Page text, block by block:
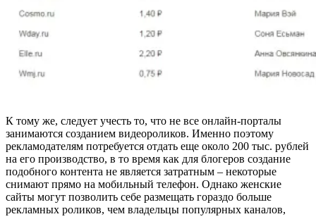
К тому же, следует учесть то, что не все онлайн-порталы
занимаются созданием видеороликов. Именно поэтому
рекламодателям потребуется отдать еще около 200 тыс. рублей
на его производство, в то время как для блогеров создание
подобного контента не является затратным – некоторые
снимают прямо на мобильный телефон. Однако женские
сайты могут позволить себе размещать гораздо больше
рекламных роликов, чем владельцы популярных каналов,